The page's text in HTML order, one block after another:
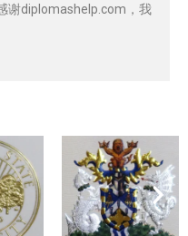
谢diplomashelp.com，我